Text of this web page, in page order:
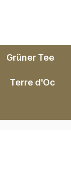
Grüner Tee
Terre d'Oc